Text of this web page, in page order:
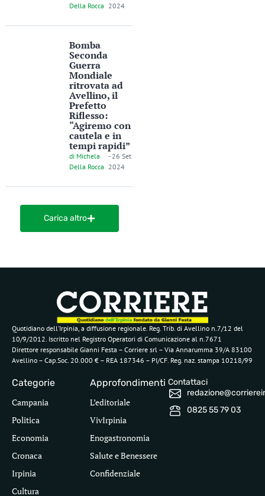
Della Rocca 2024
Bomba
Seconda
Guerra
Mondiale
ritrovata ad
Avellino, il
Prefetto
Riflesso:
“Agiremo con
cautela e in
tempi rapidi”
di Michela
Della Rocca
- 26 Set
2024
Carica altro
Quotidiano dell’Irpinia, a diffusione regionale. Reg. Trib. di Avellino n.7/12 del
10/9/2012. Iscritto nel Registro Operatori di Comunicazione al n.7671
Direttore responsabile Gianni Festa – Corriere srl – Via Annarumma 39/A 83100
Avellino – Cap.Soc. 20.000 € – REA 187346 – PI/CF. Reg. naz. stampa 10218/99
Categorie
Campania
Politica
Economia
Cronaca
Irpinia
Cultura
Approfondimenti
L’editoriale
VivIrpinia
Enogastronomia
Salute e Benessere
Confidenziale
Contattaci
0825 55 79 03